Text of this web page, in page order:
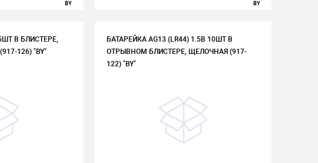
BY BY
В БЛИСТЕРЕ,
126) "BY"
БАТАРЕЙКА AG13 (LR44) 1.5В 10ШТ В
ОТРЫВНОМ БЛИСТЕРЕ, ЩЕЛОЧНАЯ (917-
122) "BY"